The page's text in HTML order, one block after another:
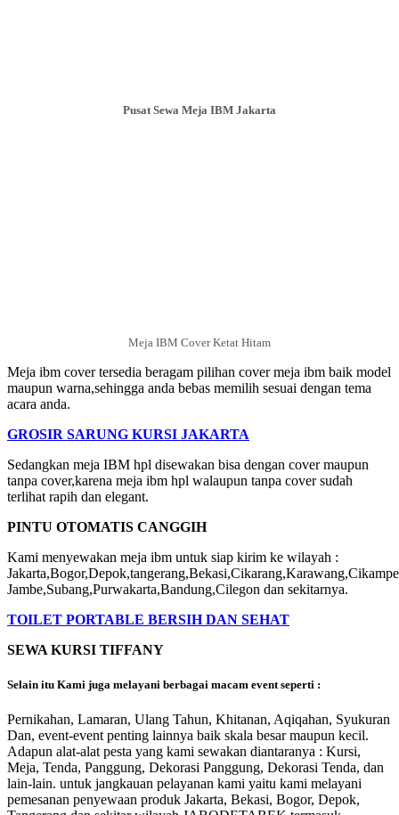
Pusat Sewa Meja IBM Jakarta
Meja IBM Cover Ketat Hitam
Meja ibm cover tersedia beragam pilihan cover meja ibm baik model
maupun warna,sehingga anda bebas memilih sesuai dengan tema
acara anda.
GROSIR SARUNG KURSI JAKARTA
Sedangkan meja IBM hpl disewakan bisa dengan cover maupun
tanpa cover,karena meja ibm hpl walaupun tanpa cover sudah
terlihat rapih dan elegant.
PINTU OTOMATIS CANGGIH
Kami menyewakan meja ibm untuk siap kirim ke wilayah :
Jambe,Subang,Purwakarta,Bandung,Cilegon dan sekitarnya.
TOILET PORTABLE BERSIH DAN SEHAT
SEWA KURSI TIFFANY
Selain itu Kami juga melayani berbagai macam event seperti :
Pernikahan, Lamaran, Ulang Tahun, Khitanan, Aqiqahan, Syukuran
Dan, event-event penting lainnya baik skala besar maupun kecil.
Adapun alat-alat pesta yang kami sewakan diantaranya : Kursi,
Meja, Tenda, Panggung, Dekorasi Panggung, Dekorasi Tenda, dan
lain-lain. untuk jangkauan pelayanan kami yaitu kami melayani
pemesanan penyewaan produk Jakarta, Bekasi, Bogor, Depok,